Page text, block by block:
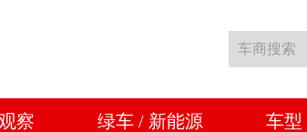
车商搜索
观察 绿车 / 新能源 车型